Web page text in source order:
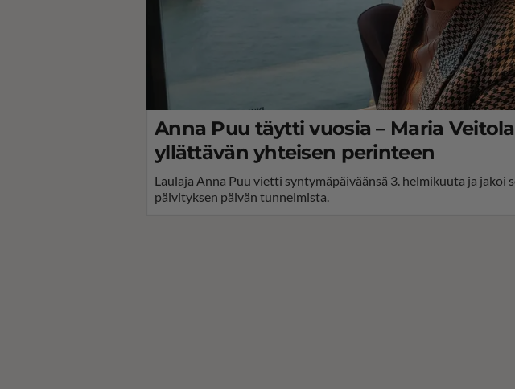
Anna Puu täytti vuosia – Maria
yllättävän yhteisen perinteen
Laulaja Anna Puu vietti syntymäpäiväänsä 3. helmikuuta ja jakoi
päivityksen päivän tunnelmista.